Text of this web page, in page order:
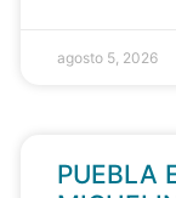
agosto 5, 2026
PUEBLA